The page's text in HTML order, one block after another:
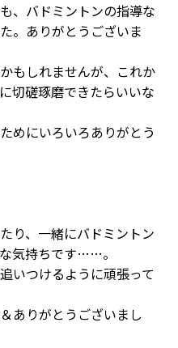
、バドミントンの指導な
。ありがとうございま
もしれませんが、これか
切磋琢磨できたらいいな
めにいろいろありがとう
り、一緒にバドミントン
気持ちです……。
いつけるように頑張って
ありがとうございまし